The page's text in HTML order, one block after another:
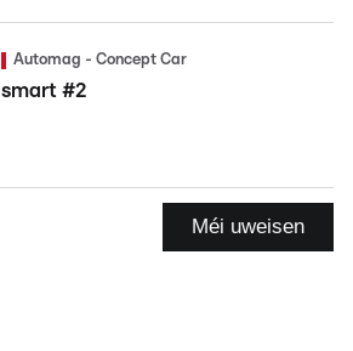
Automag - Concept Car
smart #2
Méi uweisen